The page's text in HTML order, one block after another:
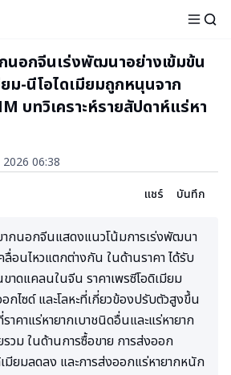
นอกจีนเร่งพัฒนาอย่างเข้มข้น
ยม-นีโอไดเมียมถูกหนุนจาก
บทวิเคราะห์รายสัปดาห์แร่หา
06:38
แชร์
บันทึก
ากนอกจีนแสดงแนวโน้มการเร่งพัฒนา
ลื่อนไหวแตกต่างกัน ในด้านราคา ได้รับ
าดแคลนในจีน ราคาเพรซีโอดิเมียม
กไซด์ และโลหะที่เกี่ยวข้องปรับตัวสูงขึ้น
าคาแร่หายากเบาชนิดอื่นและแร่หายาก
วม ในด้านการซื้อขาย การส่งออก
มียมลดลง และการส่งออกแร่หายากหนัก